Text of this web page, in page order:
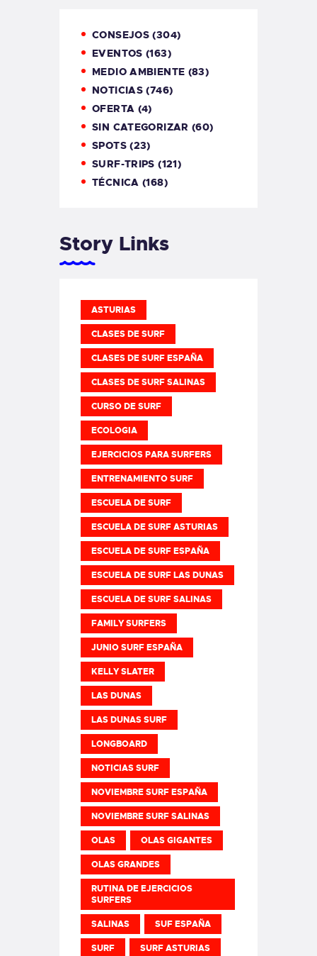
CONSEJOS (304)
EVENTOS (163)
MEDIO AMBIENTE (83)
NOTICIAS (746)
OFERTA (4)
SIN CATEGORIZAR (60)
SPOTS(23)
SURF-TRIPS (121)
TÉCNICA (168)
Story Links
ASTURIAS
CLASES DE SURF
CLASES DE SURF ESPAÑA
CLASES DE SURF SALINAS
CURSO DE SURF
ECOLOGIA
EJERCICIOS PARA SURFERS
ENTRENAMIENTO SURF
ESCUELA DE SURF
ESCUELA DE SURF ASTURIAS
ESCUELA DE SURF ESPAÑA
ESCUELA DE SURF LAS DUNAS
ESCUELA DE SURF SALINAS
FAMILY SURFERS
JUNIO SURF ESPAÑA
KELLY SLATER
LAS DUNAS
LAS DUNAS SURF
LONGBOARD
NOTICIAS SURF
NOVIEMBRE SURF ESPAÑA
NOVIEMBRE SURF SALINAS
OLAS OLAS GIGANTES
OLAS GRANDES
RUTINA DE EJERCICIOS
SURFERS
SALINAS SUF ESPAÑA
SURF SURF ASTURIAS